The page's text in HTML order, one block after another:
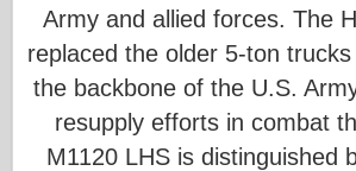
Army and allied forces. The
replaced the older 5-ton
the backbone of the U.S.
resupply efforts in combat
M1120 LHS is distinguished